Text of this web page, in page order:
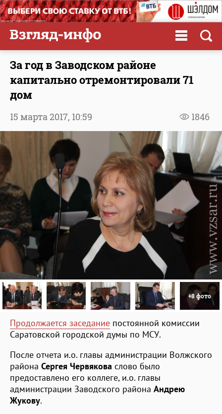
За год в Заводском районе
капитально отремонтировали 71
дом
1846
15 марта 2017, 10:59
+8 фото
Продолжается заседание постоянной комиссии
Саратовской городской думы по МСУ.
После отчета и.о. главы администрации Волжского
района Сергея Червякова слово было
предоставлено его коллеге, и.о. главы
администрации Заводского района Андрею
Жукову.